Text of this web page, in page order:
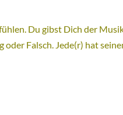
Du gibst Dich der
Falsch. Jede(r) hat